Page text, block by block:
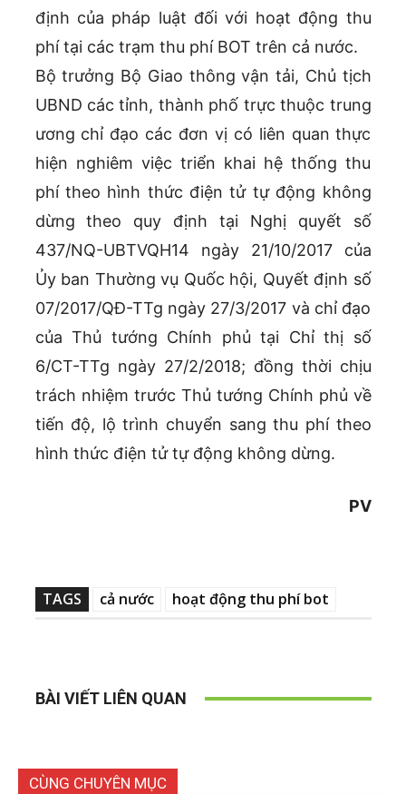
định của pháp luật đối với hoạt động thu
phí tại các trạm thu phí BOT trên cả nước.
Bộ trưởng Bộ Giao thông vận tải, Chủ tịch
UBND các tỉnh, thành phố trực thuộc trung
ương chỉ đạo các đơn vị có liên quan thực
hiện nghiêm việc triển khai hệ thống thu
phí theo hình thức điện tử tự động không
dừng theo quy định tại Nghị quyết số
437/NQ-UBTVQH14 ngày 21/10/2017 của
Ủy ban Thường vụ Quốc hội, Quyết định số
07/2017/QĐ-TTg ngày 27/3/2017 và chỉ đạo
của Thủ tướng Chính phủ tại Chỉ thị số
6/CT-TTg ngày 27/2/2018; đồng thời chịu
trách nhiệm trước Thủ tướng Chính phủ về
tiến độ, lộ trình chuyển sang thu phí theo
hình thức điện tử tự động không dừng.
PV
TAGS cả nước hoạt động thu phí bot
BÀI VIẾT LIÊN QUAN
CÙNG CHUYÊN MỤC